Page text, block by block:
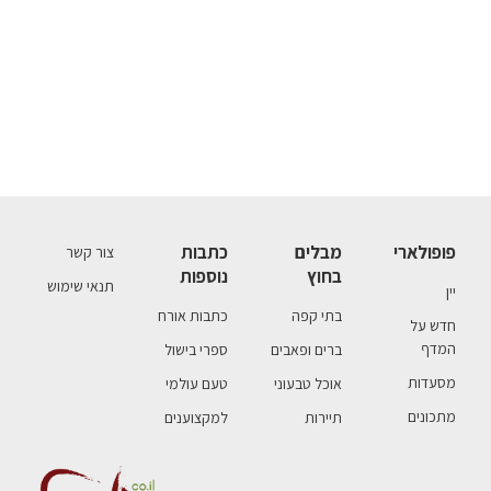
פופולארי
יין
חדש על
המדף
מסעדות
מתכונים
מבלים
בחוץ
בתי קפה
ברים ופאבים
אוכל טבעוני
תיירות
כתבות
נוספות
כתבות אורח
ספרי בישול
טעם עולמי
למקצוענים
צור קשר
תנאי שימוש